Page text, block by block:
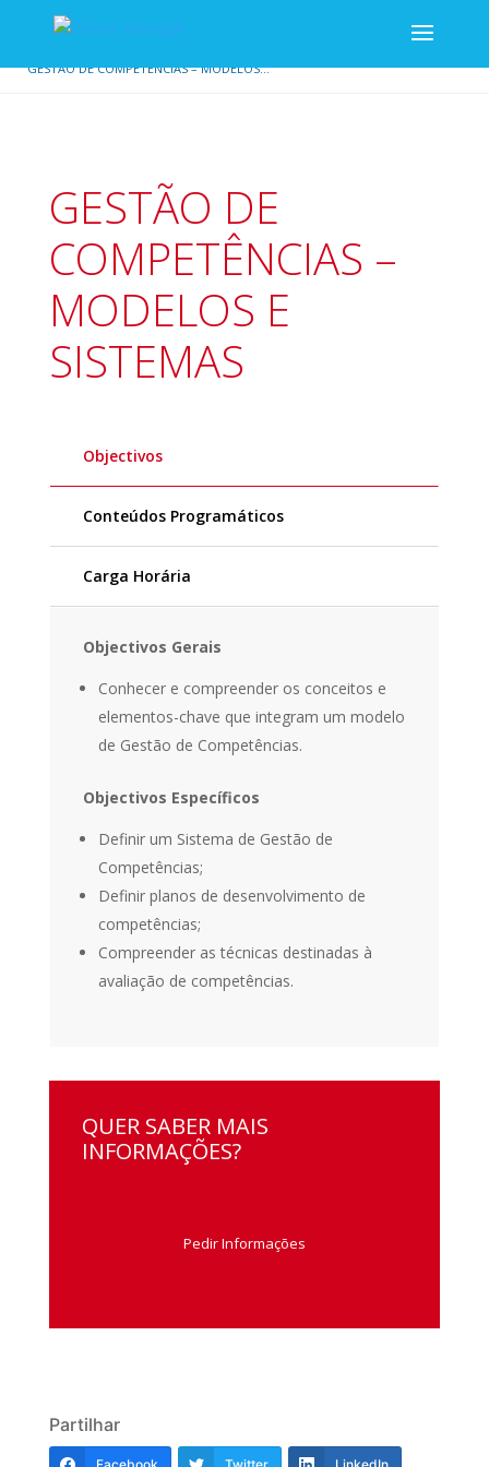
/ GESTÃO DE PESSOAS
GESTÃO DE COMPETÊNCIAS – MODELOS...
GESTÃO DE
COMPETÊNCIAS –
MODELOS E
SISTEMAS
Objectivos
Conteúdos Programáticos
Carga Horária
Objectivos Gerais
Conhecer e compreender os conceitos e
elementos-chave que integram um modelo
de Gestão de Competências.
Objectivos Específicos
Definir um Sistema de Gestão de
Competências;
Definir planos de desenvolvimento de
competências;
Compreender as técnicas destinadas à
avaliação de competências.
QUER SABER MAIS
INFORMAÇÕES?
Pedir Informações
Partilhar